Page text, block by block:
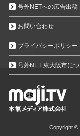
号外NETへの広告出稿
お問い合わせ
プライバシーポリシー
号外NET 東大阪市につ
Copyright ©